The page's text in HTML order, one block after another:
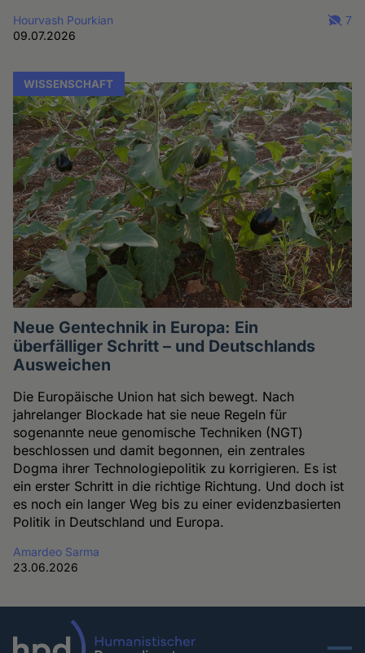
Hourvash Pourkian
09.07.2026
7
WISSENSCHAFT
Neue Gentechnik in Europa: Ein
überfälliger Schritt – und Deutschlands
Ausweichen
Die Europäische Union hat sich bewegt. Nach
jahrelanger Blockade hat sie neue Regeln für
sogenannte neue genomische Techniken (NGT)
beschlossen und damit begonnen, ein zentrales
Dogma ihrer Technologiepolitik zu korrigieren. Es ist
ein erster Schritt in die richtige Richtung. Und doch ist
es noch ein langer Weg bis zu einer evidenzbasierten
Politik in Deutschland und Europa.
Amardeo Sarma
23.06.2026